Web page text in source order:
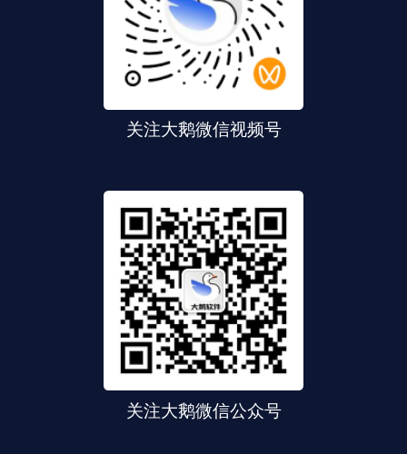
关注大鹅微信视频号
关注大鹅微信公众号